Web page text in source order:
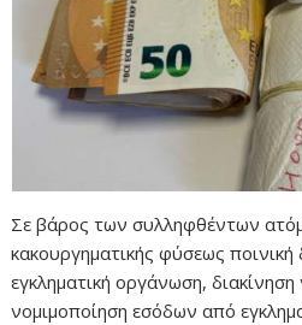
Σε βάρος των συλληφθέντων
κακουργηματικής φύσεως ποινική
εγκληματική οργάνωση,
νομιμοποίηση εσόδων από